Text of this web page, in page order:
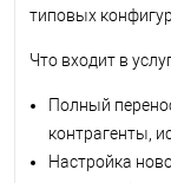
типовых
Что входит в
Полный
контрагенты,
Настройка